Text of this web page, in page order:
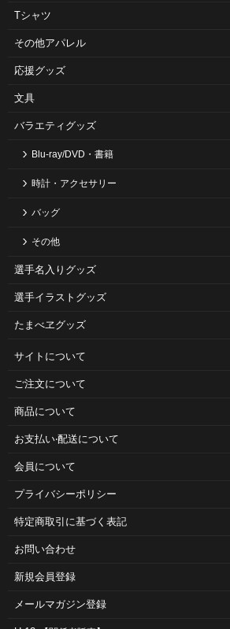
Tシャツ
その他アパレル
応援グッズ
文具
バラエティグッズ
Blu-ray/DVD・書籍
時計・アクセサリー
バッグ
その他
選手名入りグッズ
選手イラストグッズ
たまべヱグッズ
サイトについて
ご注⽂について
商品について
お⽀払い‧配送について
会員について
プライバシーポリシー
特定商取引に基づく表記
お問い合わせ
新規会員登録
メールマガジン登録